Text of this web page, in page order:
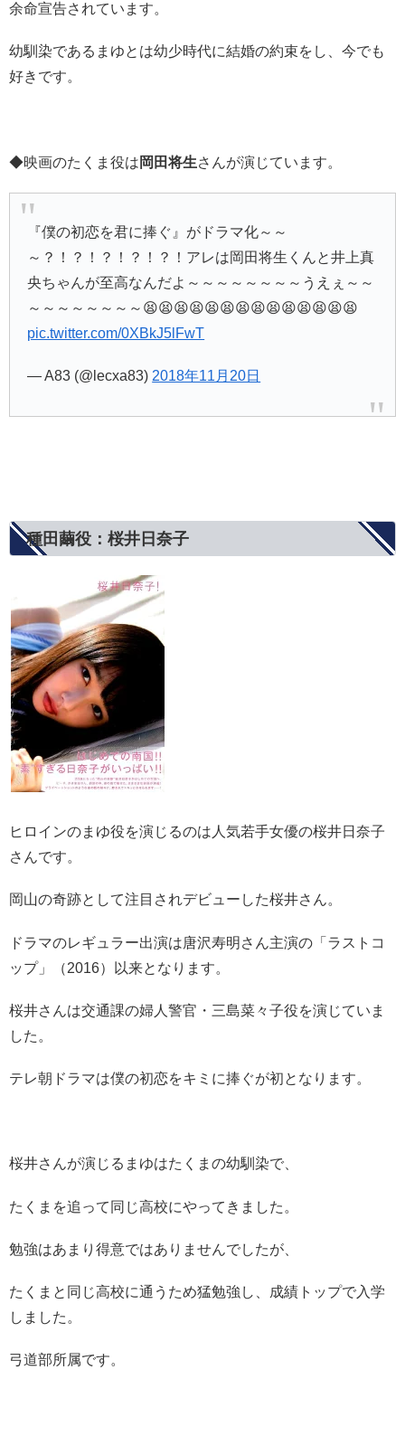
余命宣告されています。
幼馴染であるまゆとは幼少時代に結婚の約束をし、今でも
好きです。
◆映画のたくま役は 岡田将生さんが演じています。
『僕の初恋を君に捧ぐ』がドラマ化～～
～？！？！？！？！？！アレは岡田将生くんと井上真
央ちゃんが至高なんだよ～～～～～～～～うえぇ～～
～～～～～～～～😫😫😫😫😫😫😫😫😫😫😫😫😫😫
pic.twitter.com/0XBkJ5lFwT
— A83 (@lecxa83) 2018年11月20日
種田繭役：桜井日奈子
ヒロインのまゆ役を演じるのは人気若手女優の桜井日奈子
さんです。
岡山の奇跡として注目されデビューした桜井さん。
ドラマのレギュラー出演は唐沢寿明さん主演の「ラストコ
ップ」（2016）以来となります。
桜井さんは交通課の婦人警官・三島菜々子役を演じていま
した。
テレ朝ドラマは僕の初恋をキミに捧ぐが初となります。
桜井さんが演じるまゆはたくまの幼馴染で、
たくまを追って同じ高校にやってきました。
勉強はあまり得意ではありませんでしたが、
たくまと同じ高校に通うため猛勉強し、成績トップで入学
しました。
弓道部所属です。